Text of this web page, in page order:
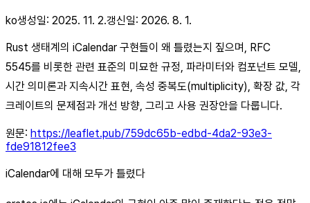
ko생성일: 2025. 11. 2.갱신일: 2026. 8. 1.
Rust 생태계의 iCalendar 구현들이 왜 틀렸는지 짚으며, RFC
5545를 비롯한 관련 표준의 미묘한 규정, 파라미터와 컴포넌트 모델,
시간 의미론과 지속시간 표현, 속성 중복도(multiplicity), 확장 값, 각
크레이트의 문제점과 개선 방향, 그리고 사용 권장안을 다룹니다.
원문: https://leaflet.pub/759dc65b-edbd-4da2-93e3-
fde91812fee3
iCalendar에 대해 모두가 틀렸다